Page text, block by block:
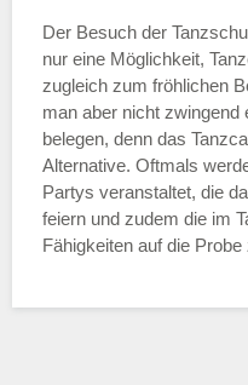
Der Besuch der
nur eine Möglichkeit,
zugleich zum fröhlichen
man aber nicht zwingend
belegen, denn das
Alternative. Oftmals
Partys veranstaltet, die
feiern und zudem die im
Fähigkeiten auf die Probe